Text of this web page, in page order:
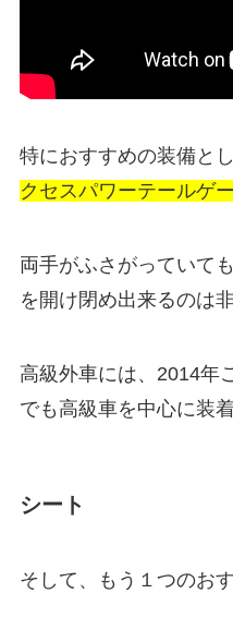
特におすすめの装備とし
クセスパワーテールゲー
両手がふさがっていて
を開け閉め出来るのは
高級外車には、2014年
でも高級車を中心に装
シート
そして、もう１つのお